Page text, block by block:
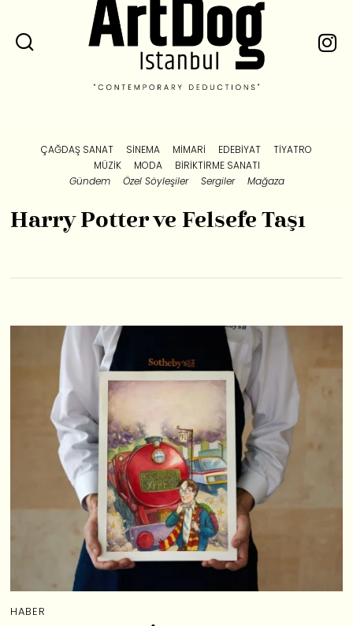
ÇAĞDAŞ SANAT SINEMA MIMARI EDEBIYAT
TIYATRO
MÜZIK
MODA
BIRIKTIRME SANATI
Gündem
Özel Söyleşiler Sergiler Mağaza
Harry Potter ve Felsefe Taşı
HABER